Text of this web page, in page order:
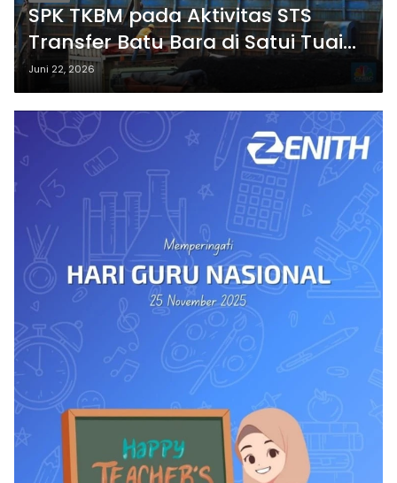
SPK TKBM pada Aktivitas STS
Transfer Batu Bara di Satui Tuai
Sorotan
Juni 22, 2026